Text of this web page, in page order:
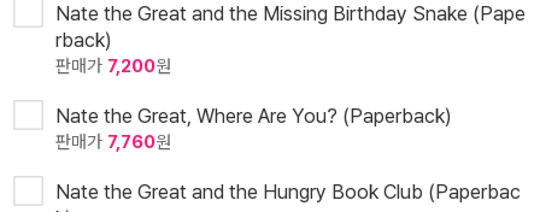
Nate the Great and the Missing Birthday Snake (Pape
rback)
판매가 7,200원
Nate the Great, Where Are You? (Paperback)
판매가 7,760원
Nate the Great and the Hungry Book Club (Paperbac